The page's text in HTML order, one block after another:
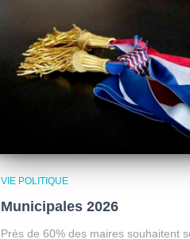
VIE POLITIQUE
Municipales 2026
Près de 60% des maires souhaitent